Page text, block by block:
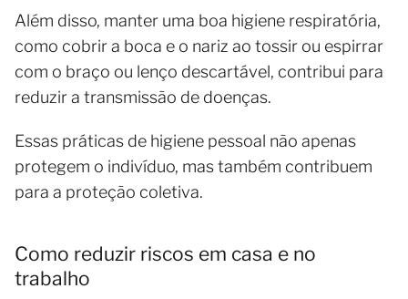
Além disso, manter uma boa higiene respiratória,
como cobrir a boca e o nariz ao tossir ou espirrar
com o braço ou lenço descartável, contribui para
reduzir a transmissão de doenças.
Essas práticas de higiene pessoal não apenas
protegem o indivíduo, mas também contribuem
para a proteção coletiva.
Como reduzir riscos em casa e no
trabalho